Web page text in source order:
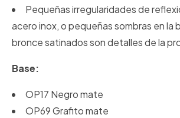
Pequeñas irregularidades de
acero inox, o pequeñas sombras en la
bronce satinados son detalles de la
Base:
OP17 Negro mate
OP69 Grafito mate